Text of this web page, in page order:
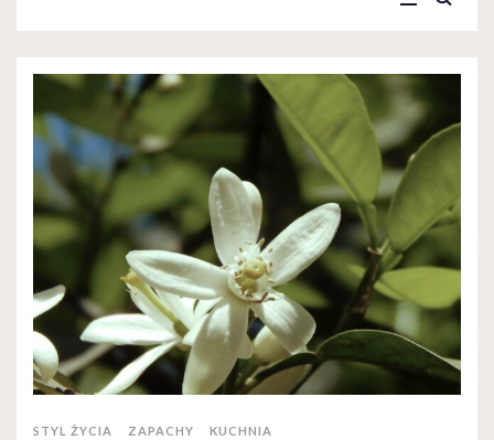
STYL ŻYCIA ZAPACHY KUCHNIA